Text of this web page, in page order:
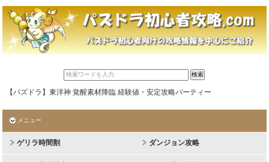
【パズドラ】東洋神 覚醒素材降臨 経験値・安定攻略パーティー
メニュー
ゲリラ時間割 ダンジョン攻略